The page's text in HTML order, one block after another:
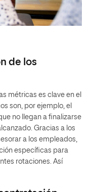
de los
métricas es clave en el
son, por ejemplo, el
no llegan a finalizarse
Gracias a los
a los empleados,
específicas para
rotaciones. Así